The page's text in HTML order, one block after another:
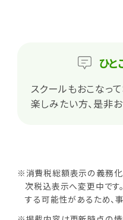
ひと
スクールもおこなっ
楽しみたい方、是非
※消費税総額表示の義務化
次税込表示へ変更中です
する可能性があるため、